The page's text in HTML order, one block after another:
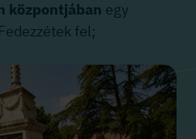
központjában egy
fel;